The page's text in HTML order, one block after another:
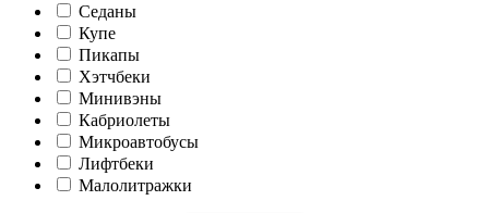
Седаны
Купе
Пикапы
Хэтчбеки
Минивэны
Кабриолеты
Микроавтобусы
Лифтбеки
Малолитражки